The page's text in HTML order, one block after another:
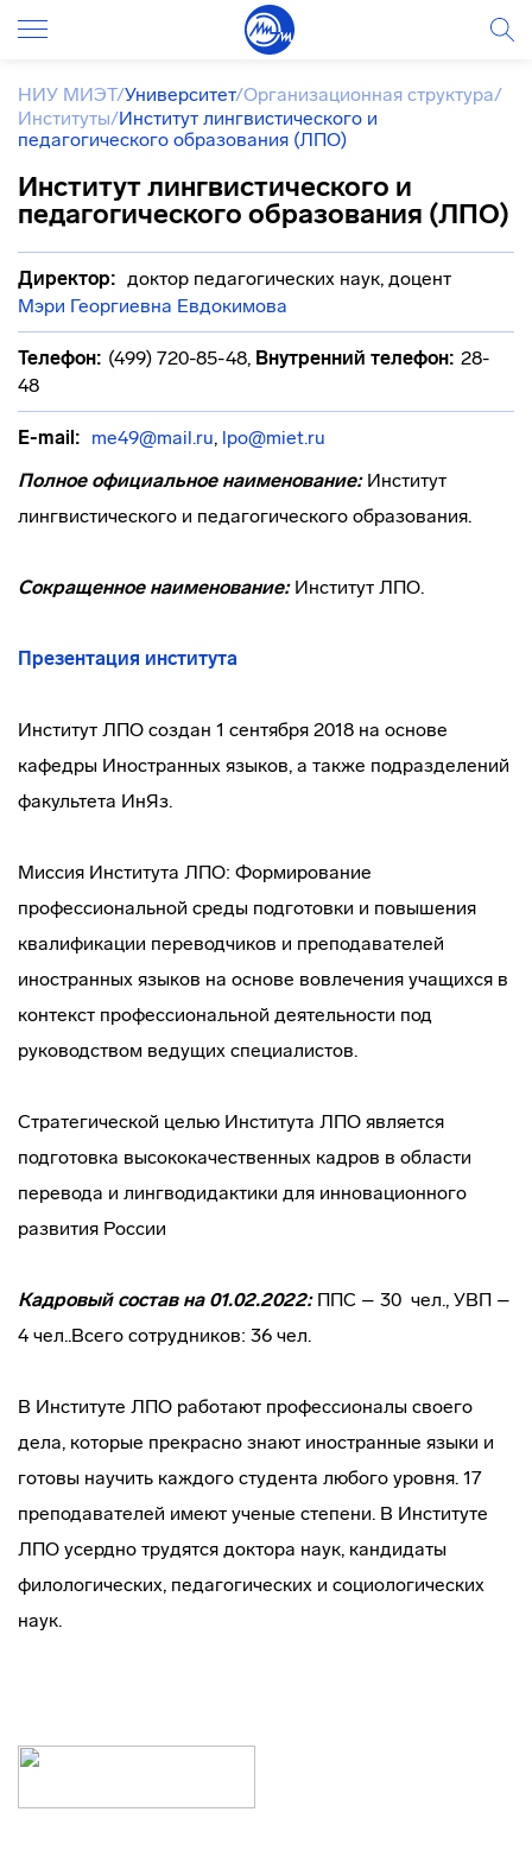
НИУ МИЭТ/Университет/Организационная структура/
Институты/Институт лингвистического и
педагогического образования (ЛПО)
Институт лингвистического и
педагогического образования (ЛПО)
Директор: доктор педагогических наук, доцент
Мэри Георгиевна Евдокимова
Телефон: (499) 720-85-48, Внутренний телефон: 28-
48
E-mail: me49@mail.ru, lpo@miet.ru
Полное официальное наименование:Институт
лингвистического и педагогического образования.
Сокращенное наименование:Институт ЛПО.
Презентация института
Институт ЛПО создан 1 сентября 2018 на основе
кафедры Иностранных языков, а также подразделений
факультета ИнЯз.
Миссия Института ЛПО: Формирование
профессиональной среды подготовки и повышения
квалификации переводчиков и преподавателей
иностранных языков на основе вовлечения учащихся в
контекст профессиональной деятельности под
руководством ведущих специалистов.
Стратегической целью Института ЛПО является
подготовка высококачественных кадров в области
перевода и лингводидактики для инновационного
развития России
Кадровый состав на 01.02.2022:ППС – 30 чел., УВП –
4 чел..Всего сотрудников: 36 чел.
В Институте ЛПО работают профессионалы своего
дела, которые прекрасно знают иностранные языки и
готовы научить каждого студента любого уровня. 17
преподавателей имеют ученые степени. В Институте
ЛПО усердно трудятся доктора наук, кандидаты
филологических, педагогических и социологических
наук.